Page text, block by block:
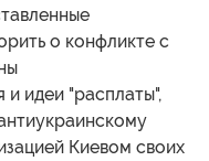
о конфликте с
и идеи "расплаты",
Киевом своих